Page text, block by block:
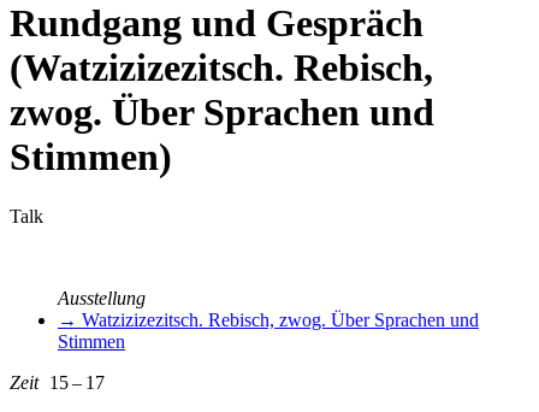
Rundgang und Gespräch
(Watzizizezitsch. Rebisch,
zwog. Über Sprachen und
Stimmen)
Talk
Ausstellung
→ Watzizizezitsch. Rebisch, zwog. Über Sprachen und
Stimmen
Zeit 15 – 17